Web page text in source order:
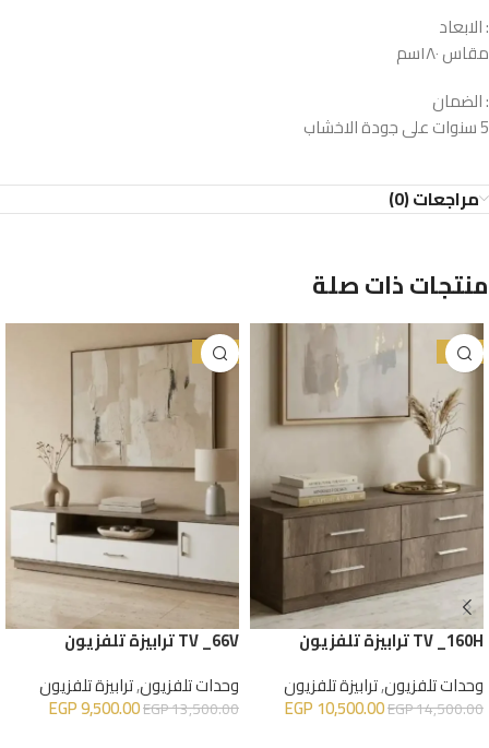
: الابعاد
مقاس ١٨٠سم
: الضمان
5 سنوات على جودة الاخشاب
مراجعات (0)
منتجات ذات صلة
-28%
TV _160H ترابيزة تلفزيون
وحدات تلفزيون,ترابيزة تلفزيون
EGP14,500.00
EGP10,500.00
-30%
TV _66V ترابيزة تلفزيون
وحدات تلفزيون,ترابيزة تلفزيون
EGP13,500.00
EGP9,500.00